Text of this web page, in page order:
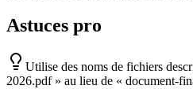
Astuces pro
Utilise des noms de fichiers
2026.pdf » au lieu de « document-